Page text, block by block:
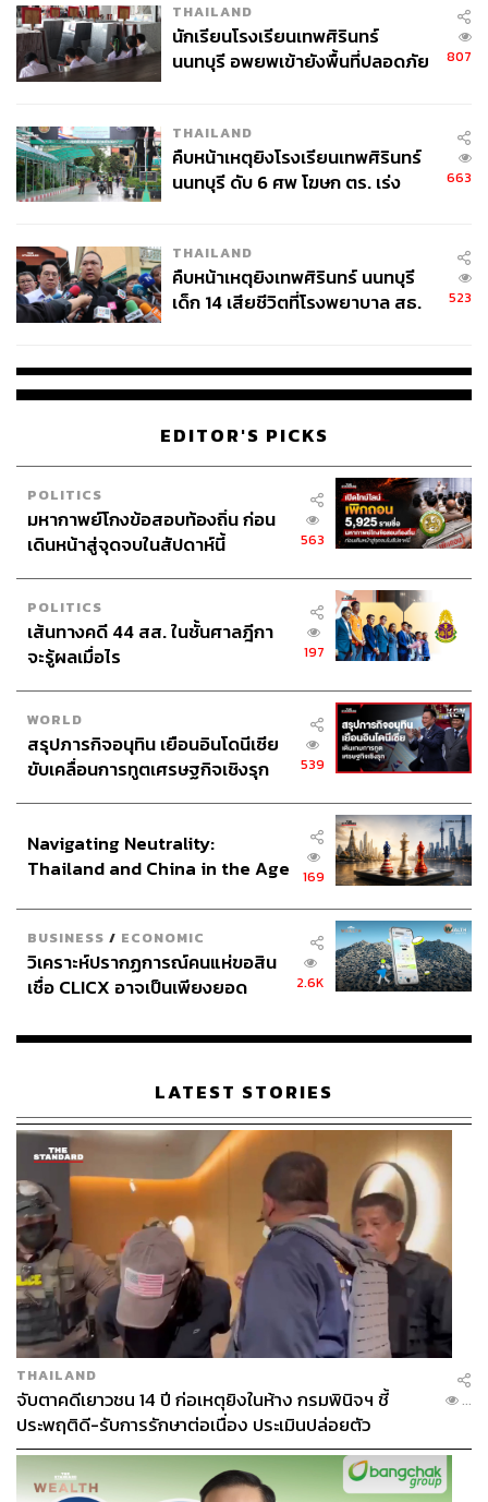
THAILAND
นักเรียนโรงเรียนเทพศิรินทร์
นนทบุรี อพยพเข้ายังพื้นที่ปลอดภัย
807
THAILAND
คืบหน้าเหตุยิงโรงเรียนเทพศิรินทร์
นนทบุรี ดับ 6 ศพ โฆษก ตร. เร่ง
663
THAILAND
คืบหน้าเหตุยิงเทพศิรินทร์ นนทบุรี
เด็ก 14 เสียชีวิตที่โรงพยาบาล สธ.
523
EDITOR'S PICKS
POLITICS
มหากาพย์โกงข้อสอบท้องถิ่น ก่อน
เดินหน้าสู่จุดจบในสัปดาห์นี้
563
POLITICS
เส้นทางคดี 44 สส. ในชั้นศาลฎีกา
จะรู้ผลเมื่อไร
197
WORLD
สรุปภารกิจอนุทิน เยือนอินโดนีเซีย
ขับเคลื่อนการทูตเศรษฐกิจเชิงรุก
539
Navigating Neutrality:
Thailand and China in the Age
169
BUSINESS / ECONOMIC
วิเคราะห์ปรากฏการณ์คนแห่ขอสิน
เชื่อ CLICX อาจเป็นเพียงยอด
เรือนไทยที่ถูกซุกไว้
2.6K
LATEST STORIES
THAILAND
จับตาคดีเยาวชน 14 ปี ก่อเหตุยิงในห้าง กรมพินิจฯ ชี้
ประพฤติดี-รับการรักษาต่อเนื่อง ประเมินปล่อยตัว
...